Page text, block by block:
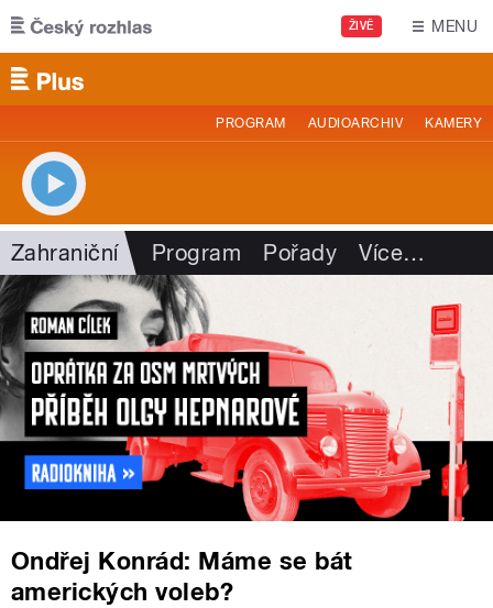
Přejít k hlavnímu obsahu
ŽIVĚ MENU
PROGRAM AUDIOARCHIV KAMERY
Zahraniční Program Pořady Více…
Ondřej Konrád: Máme se bát
amerických voleb?